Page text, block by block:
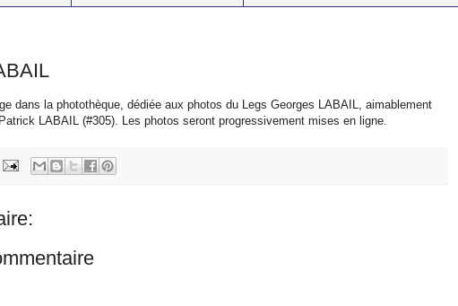
dans la photothèque, dédiée aux photos du Legs Georges LABAIL, aimablement
LABAIL (#305). Les photos seront progressivement mises en ligne.